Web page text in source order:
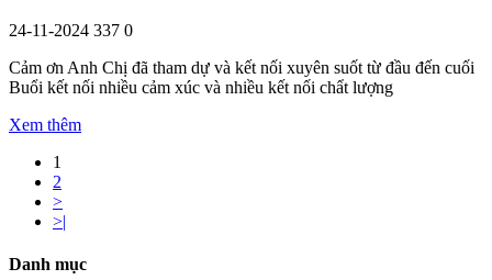
24-11-2024 337 0
Cảm ơn Anh Chị đã tham dự và kết nối xuyên suốt từ đầu đến cuối
Buổi kết nối nhiều cảm xúc và nhiều kết nối chẩt lượng
Xem thêm
1
2
>
>|
Danh mục